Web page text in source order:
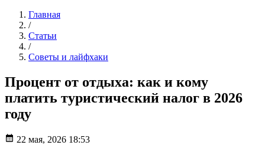
Главная
/
Статьи
/
Советы и лайфхаки
Процент от отдыха: как и кому
платить туристический налог в 2026
году
22 мая, 2026 18:53